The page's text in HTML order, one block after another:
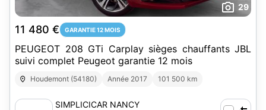
29
11 480 € GARANTIE 12 MOIS
PEUGEOT 208 GTi Carplay sièges chauffants JBL
suivi complet Peugeot garantie 12 mois
Houdemont (54180) Année 2017 101 500 km
SIMPLICICAR NANCY